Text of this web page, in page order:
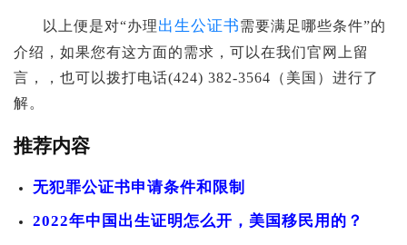
以上便是对“办理出生公证书需要满足哪些条件”的
介绍，如果您有这方面的需求，可以在我们官网上留
言，，也可以拨打电话(424) 382-3564（美国）进行了
解。
推荐内容
无犯罪公证书申请条件和限制
2022年中国出生证明怎么开，美国移民用的？